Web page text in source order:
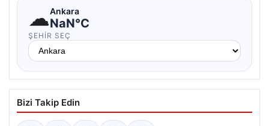
☁Ankara
NaN°C
ŞEHIR SEÇ
Bizi Takip Edin